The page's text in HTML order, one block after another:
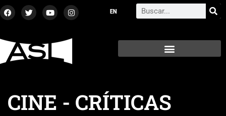
al
F
a
c
o
k
T
w
i
e
r
Y
o
u
b
I
n
s
a
Search
CINE - CRÍTICAS